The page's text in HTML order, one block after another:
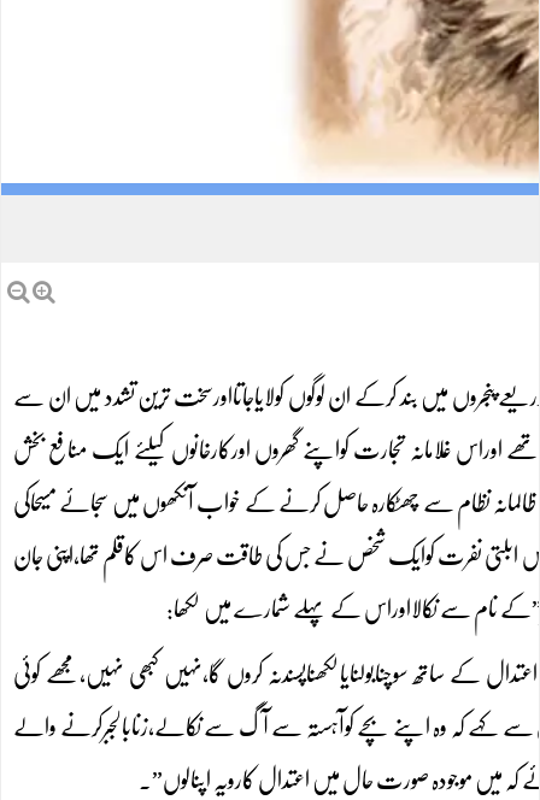
پنجروں میں بند کرکے ان لوگوں کولایاجاتااورسخت ترین تشدد میں ان سے
اوراس غلامانہ تجارت کواپنے گھروں اورکارخانوں کیلئے ایک منافع بخش
نظام سے چھٹکارہ حاصل کرنے کے خواب آنکھوں میں سجائے مسیحاکی
ابلتی نفرت کوایک شخص نے جس کی طاقت صرف اس کاقلم تھا،اپنی جان
نام سے نکالااوراس کے پہلے شمارے میں لکھا:
ساتھ سوچنابولنایالکھناپسندنہ کروں گا،نہیں کبھی نہیں،مجھے کوئی
سے کہے کہ وہ اپنے بچے کوآہستہ سے آگ سے نکالے،زنابالجبرکرنے والے
میں موجودہ صورت حال میں اعتدال کارویہ اپنالوں”۔